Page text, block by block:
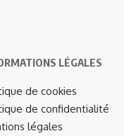
LÉGALES
de cookies
de confidentialité
légales